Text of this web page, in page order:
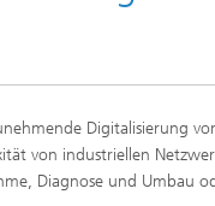
Digitalisierung
von industriellen
Diagnose und Umbau